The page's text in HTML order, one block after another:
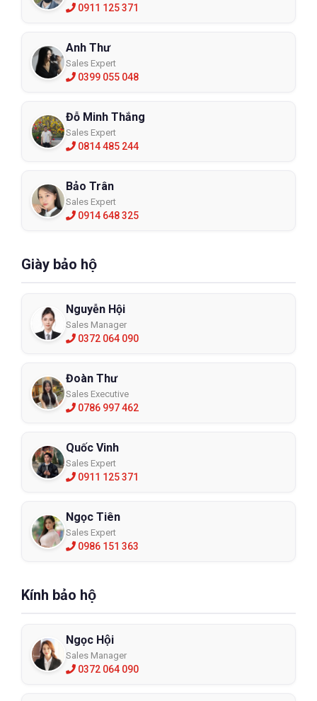
0911 125 371
Anh Thư
Sales Expert
0399 055 048
Đỗ Minh Thắng
Sales Expert
0814 485 244
Bảo Trân
Sales Expert
0914 648 325
Giày bảo hộ
Nguyễn Hội
Sales Manager
0372 064 090
Đoàn Thư
Sales Executive
0786 997 462
Quốc Vinh
Sales Expert
0911 125 371
Ngọc Tiên
Sales Expert
0986 151 363
Kính bảo hộ
Ngọc Hội
Sales Manager
0372 064 090